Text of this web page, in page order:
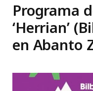
Programa
‘Herrian’
en Abanto